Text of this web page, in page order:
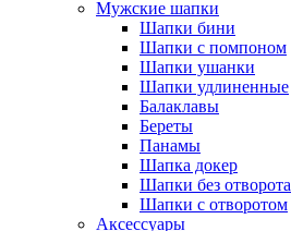
Мужские шапки
Шапки бини
Шапки с помпоном
Шапки ушанки
Шапки удлиненные
Балаклавы
Береты
Панамы
Шапка докер
Шапки без отворота
Шапки с отворотом
Аксессуары